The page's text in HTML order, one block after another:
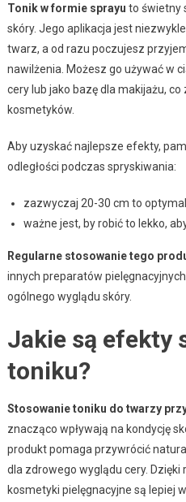
Tonik w formie sprayu to świetny
skóry. Jego aplikacja jest
twarz, a od razu poczujesz
nawilżenia. Możesz go używać w
cery lub jako bazę dla makijażu, co
kosmetyków.
Aby uzyskać najlepsze efekty,
odległości podczas spryskiwania:
zazwyczaj 20-30 cm to
ważne jest, by robić to lekko,
Regularne stosowanie tego
innych preparatów
ogólnego wyglądu skóry.
Jakie są efekty
toniku?
Stosowanie toniku do twarzy
znacząco wpływają na kondycję
produkt pomaga przywrócić
dla zdrowego wyglądu cery.
kosmetyki pielęgnacyjne są lepiej